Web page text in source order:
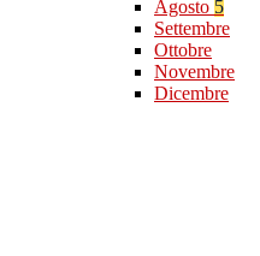
Agosto 5
Settembre
Ottobre
Novembre
Dicembre